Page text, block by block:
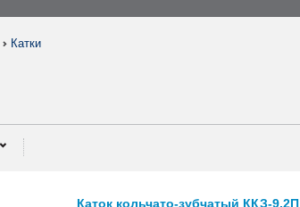
Катки
Каток кольчато-зубчатый ККЗ-9,2П